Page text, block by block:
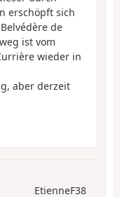
erschöpft sich
de
ist vom
wieder in
aber derzeit
EtienneF38